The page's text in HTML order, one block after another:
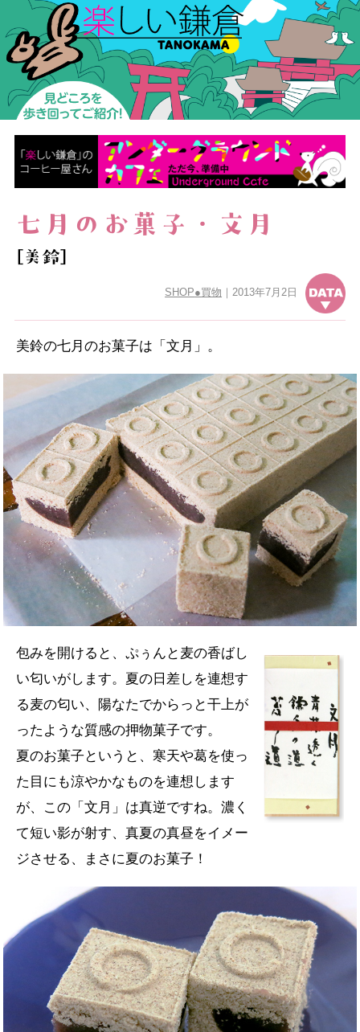
楽しい鎌倉
の
ま
七月のお菓子・文月
［美鈴］
データ
SHOP●買物 ｜2013年7月2日
美鈴の七月のお菓子は「文月」。
包みを開けると、ぷぅんと麦の香ばし
い匂いがします。夏の日差しを連想す
る麦の匂い、陽なたでからっと干上が
ったような質感の押物菓子です。
夏のお菓子というと、寒天や葛を使っ
た目にも涼やかなものを連想します
が、この「文月」は真逆ですね。濃く
て短い影が射す、真夏の真昼をイメー
ジさせる、まさに夏のお菓子！